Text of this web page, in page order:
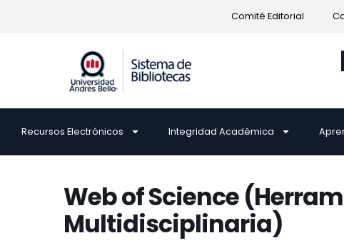
Comité Editorial
Recursos Electrónicos Integridad Académica
Web of Science
Multidisciplinaria)